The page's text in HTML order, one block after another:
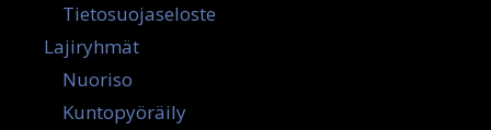
Tietosuojaseloste
Lajiryhmät
Nuoriso
Kuntopyöräily